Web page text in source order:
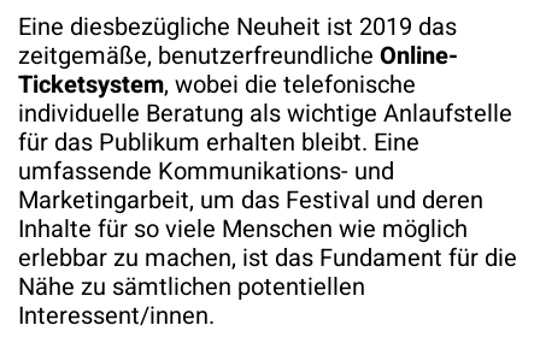
Eine diesbezügliche Neuheit ist 2019 das
zeitgemäße, benutzerfreundliche Online-
Ticketsystem, wobei die telefonische
individuelle Beratung als wichtige Anlaufstelle
für das Publikum erhalten bleibt. Eine
umfassende Kommunikations- und
Marketingarbeit, um das Festival und deren
Inhalte für so viele Menschen wie möglich
erlebbar zu machen, ist das Fundament für die
Nähe zu sämtlichen potentiellen
Interessent/innen.